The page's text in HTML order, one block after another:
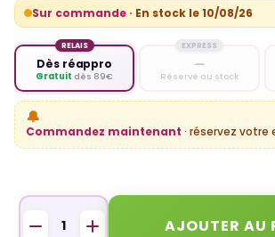
Sur commande · En stock le 10/08/26
RELAIS
Dès réappro
Gratuit dès 89€
EXPRESS
—
Réservé au stock
🔔
Commandez maintenant · réservez
AJOUTER AU